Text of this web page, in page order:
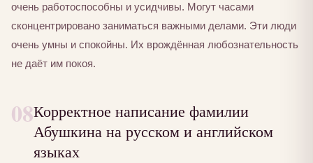
очень работоспособны и усидчивы. Могут часами
сконцентрировано заниматься важными делами. Эти люди
очень умны и спокойны. Их врождённая любознательность
не даёт им покоя.
08Корректное написание фамилии
Абушкина на русском и английском
языках